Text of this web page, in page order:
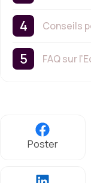
Conseils
FAQ sur
Poster